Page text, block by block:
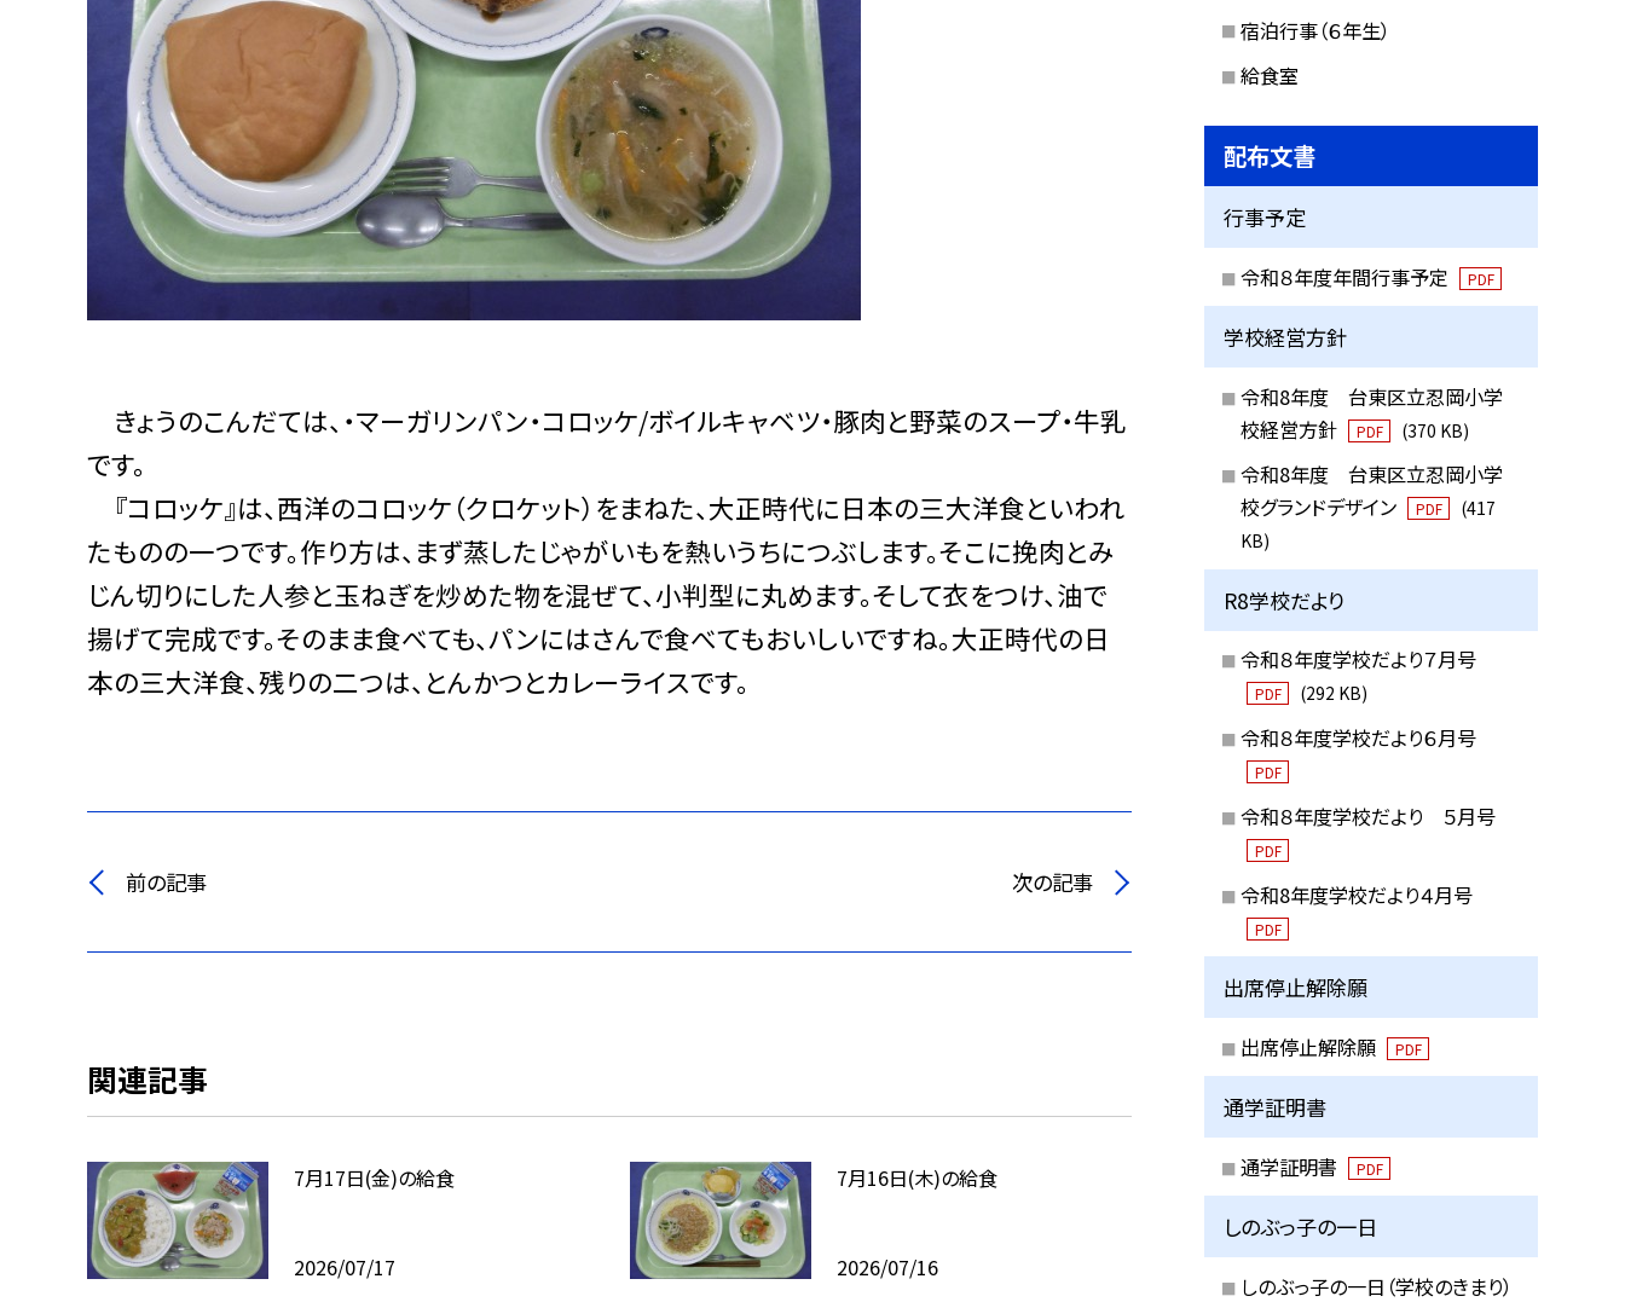
きょうのこんだては、・マーガリンパン・コロッケ/ボイルキャベツ・豚肉と野菜のスープ・牛乳
です。
『コロッケ』は、西洋のコロッケ（クロケット）をまねた、大正時代に日本の三大洋食といわれ
たものの一つです。作り方は、まず蒸したじゃがいもを熱いうちにつぶします。そこに挽肉とみ
じん切りにした人参と玉ねぎを炒めた物を混ぜて、小判型に丸めます。そして衣をつけ、油で
揚げて完成です。そのまま食べても、パンにはさんで食べてもおいしいですね。大正時代の日
本の三大洋食、残りの二つは、とんかつとカレーライスです。
前の記事 次の記事
関連記事
7月17日(金)の給食
2026/07/17
7月16日(木)の給食
2026/07/16
宿泊行事（６年生）
給食室
配布文書
行事予定
令和８年度年間行事予定 PDF
学校経営方針
令和8年度 台東区立忍岡小学
校経営方針
PDF (370 KB)
令和8年度 台東区立忍岡小学
校グランドデザイン
PDF
(417
KB)
R8学校だより
令和８年度学校だより７月号
PDF (292 KB)
令和８年度学校だより６月号
PDF
令和８年度学校だより ５月号
PDF
令和8年度学校だより４月号
PDF
出席停止解除願
出席停止解除願 PDF
通学証明書
通学証明書 PDF
しのぶっ子の一日
しのぶっ子の一日（学校のきまり）